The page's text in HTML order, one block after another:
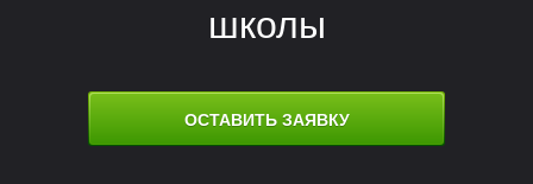
школы
ОСТАВИТЬ ЗАЯВКУ